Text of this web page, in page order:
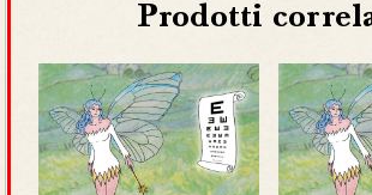
Prodotti